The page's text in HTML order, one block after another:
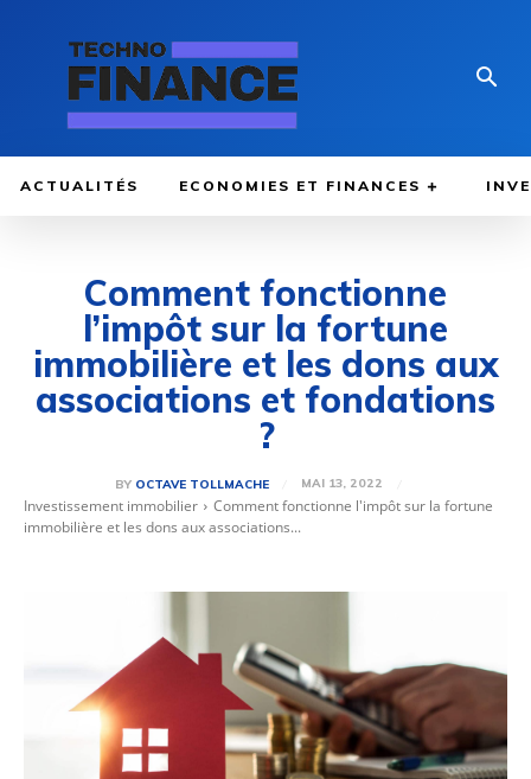
ACTUALITÉS ECONOMIES ET FINANCES
Comment fonctionne
l’impôt sur la fortune
immobilière et les dons aux
associations et fondations
?
BY OCTAVE TOLLMACHE MAI 13, 2022
Investissement immobilier
Comment fonctionne l'impôt sur la fortune
immobilière et les dons aux associations...